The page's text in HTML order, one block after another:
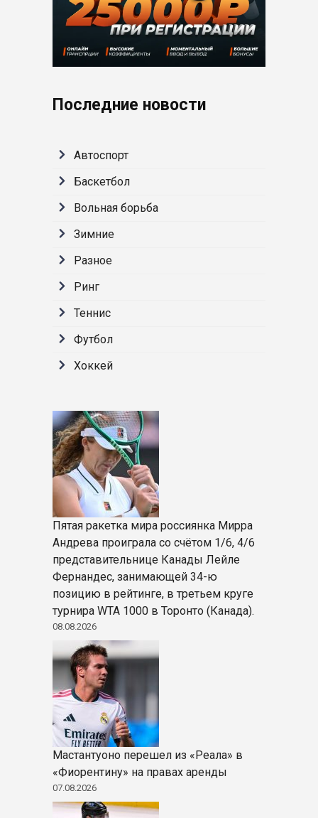
Последние новости
Автоспорт
Баскетбол
Вольная борьба
Зимние
Разное
Ринг
Теннис
Футбол
Хоккей
Пятая ракетка мира россиянка Мирра
Андрева проиграла со счётом 1/6, 4/6
представительнице Канады Лейле
Фернандес, занимающей 34-ю
позицию в рейтинге, в третьем круге
турнира WTA 1000 в Торонто (Канада).
08.08.2026
Мастантуоно перешел из «Реала» в
«Фиорентину» на правах аренды
07.08.2026